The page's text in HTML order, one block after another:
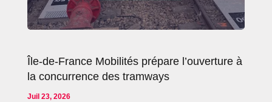
Île-de-France Mobilités prépare l’ouverture à
la concurrence des tramways
Juil 23, 2026